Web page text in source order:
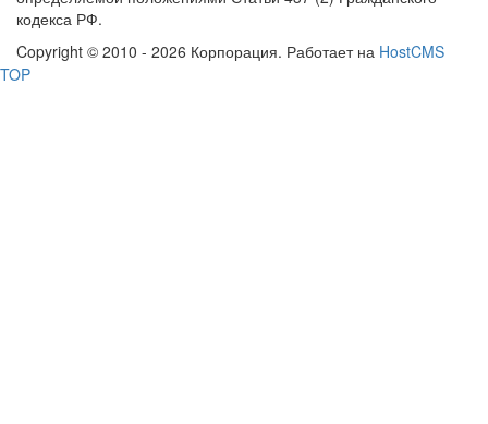
кодекса РФ.
Copyright © 2010 - 2026 Корпорация. Работает на HostCMS
TOP